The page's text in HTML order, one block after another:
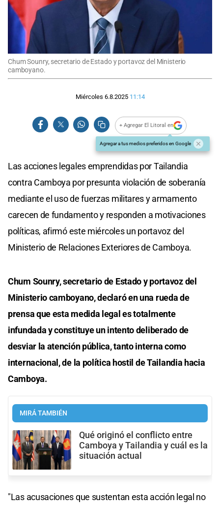
Chum Sounry, secretario de Estado y portavoz del Ministerio
camboyano.
Miércoles 6.8.2025 11:14
+ Agregar El Litoral en
Agregar a tus medios preferidos en Google
Las acciones legales emprendidas por Tailandia
contra Camboya por presunta violación de soberanía
mediante el uso de fuerzas militares y armamento
carecen de fundamento y responden a motivaciones
políticas, afirmó este miércoles un portavoz del
Ministerio de Relaciones Exteriores de Camboya.
Chum Sounry, secretario de Estado y portavoz del
Ministerio camboyano, declaró en una rueda de
prensa que esta medida legal es totalmente
infundada y constituye un intento deliberado de
desviar la atención pública, tanto interna como
internacional, de la política hostil de Tailandia hacia
Camboya.
MIRÁ TAMBIÉN
Qué originó el conflicto entre
Camboya y Tailandia y cuál es la
situación actual
"Las acusaciones que sustentan esta acción legal no